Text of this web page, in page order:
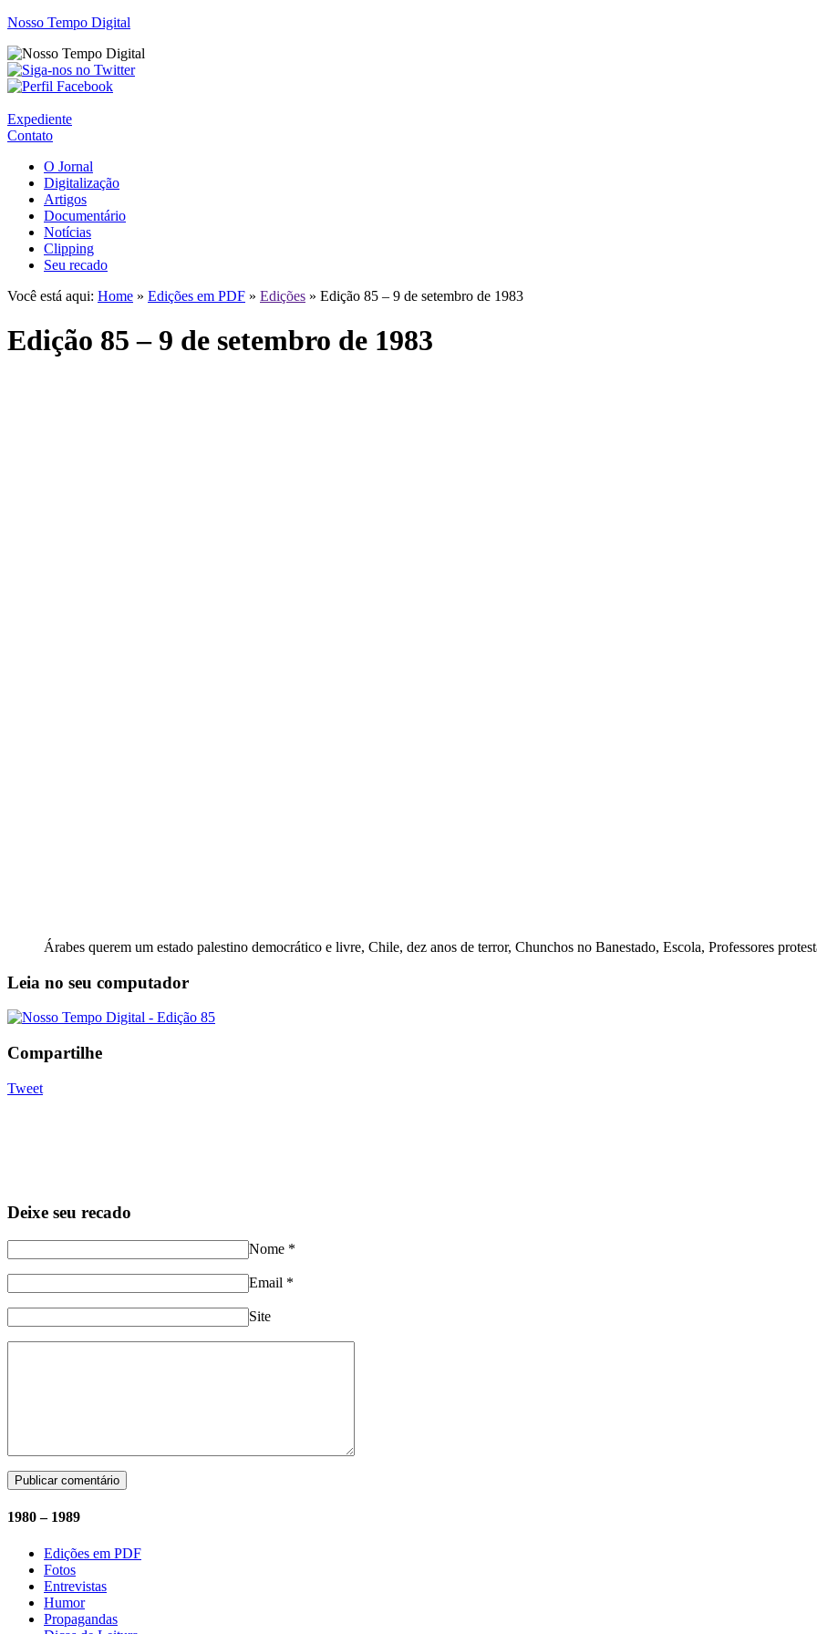
Nosso Tempo Digital
Expediente
Contato
O Jornal
Digitalização
Artigos
Documentário
Notícias
Clipping
Seu recado
Você está aqui: Home » Edições em PDF » Edições » Edição 85 – 9 de setembro de 1983
Edição 85 – 9 de setembro de 1983
Árabes querem um estado palestino democrático e livre, Chile, dez anos de terror, Chunchos no Banestado, Escola, Professores
Leia no seu computador
Compartilhe
Tweet
Deixe seu recado
Nome *
Email *
Site
1980 – 1989
Edições em PDF
Fotos
Entrevistas
Humor
Propagandas